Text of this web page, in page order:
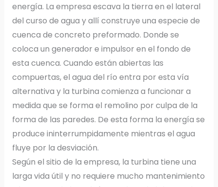
energía. La empresa escava la tierra en el lateral
del curso de agua y allí construye una especie de
cuenca de concreto preformado. Donde se
coloca un generador e impulsor en el fondo de
esta cuenca. Cuando están abiertas las
compuertas, el agua del río entra por esta vía
alternativa y la turbina comienza a funcionar a
medida que se forma el remolino por culpa de la
forma de las paredes. De esta forma la energía se
produce ininterrumpidamente mientras el agua
fluye por la desviación.
Según el sitio de la empresa, la turbina tiene una
larga vida útil y no requiere mucho mantenimiento